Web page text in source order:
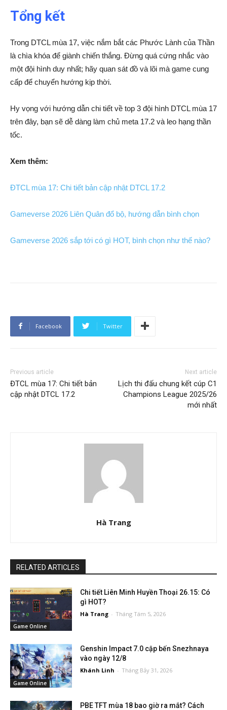
Tổng kết
Trong DTCL mùa 17, việc nắm bắt các Phước Lành của Thần
là chìa khóa để giành chiến thắng. Đừng quá cứng nhắc vào
một đội hình duy nhất; hãy quan sát đồ và lõi mà game cung
cấp để chuyển hướng kịp thời.
Hy vọng với hướng dẫn chi tiết về top 3 đội hình DTCL mùa 17
trên đây, bạn sẽ dễ dàng làm chủ meta 17.2 và leo hạng thần
tốc.
Xem thêm:
ĐTCL mùa 17: Chi tiết bản cập nhật DTCL 17.2
Gameverse 2026 Liên Quân đổ bộ, hướng dẫn bình chọn
Gameverse 2026 sắp tới có gì HOT, bình chọn như thế nào?
Facebook Twitter
Previous article
ĐTCL mùa 17: Chi tiết bản
cập nhật DTCL 17.2
Next article
Lịch thi đấu chung kết cúp C1
Champions League 2025/26
mới nhất
Hà Trang
RELATED ARTICLES
Game Online
Chi tiết Liên Minh Huyền Thoại 26.15: Có
gì HOT?
Hà Trang - Tháng Tám 5, 2026
Game Online
Genshin Impact 7.0 cập bến Snezhnaya
vào ngày 12/8
Khánh Linh - Tháng Bảy 31, 2026
PBE TFT mùa 18 bao giờ ra mắt? Cách